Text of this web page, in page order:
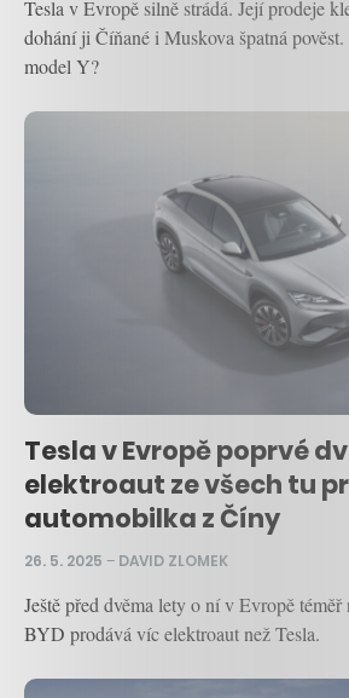
Tesla v Evropě silně strádá. Její prodeje
dohání ji Číňané i Muskova špatná
model Y?
Tesla v Evropě poprvé
elektroaut ze všech tu
automobilka z Číny
26. 5. 2025 – DAVID ZLOMEK
Ještě před dvěma lety o ní v Evropě
BYD prodává víc elektroaut než Tesla.